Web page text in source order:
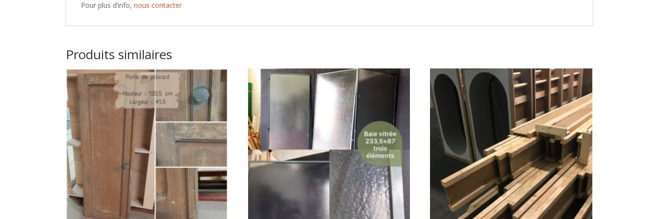
Pour plus d’info,nous contacter
Produits similaires